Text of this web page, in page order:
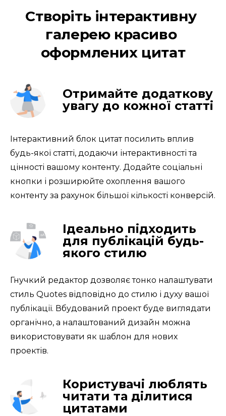
Створіть інтерактивну
галерею красиво
оформлених цитат
Отримайте додаткову
увагу до кожної статті
Інтерактивний блок цитат посилить вплив
будь-якої статті, додаючи інтерактивності та
цінності вашому контенту. Додайте соціальні
кнопки і розширюйте охоплення вашого
контенту за рахунок більшої кількості конверсій.
Ідеально підходить
для публікацій будь-
якого стилю
Гнучкий редактор дозволяє тонко налаштувати
стиль Quotes відповідно до стилю і духу вашої
публікації. Вбудований проект буде виглядати
органічно, а налаштований дизайн можна
використовувати як шаблон для нових
проектів.
Користувачі люблять
читати та ділитися
цитатами